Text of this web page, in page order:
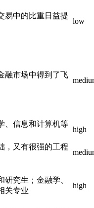
易中的比重日益提
low
融市场中得到了飞
、信息和计算机等
high
，又有很强的工程
研究生；金融学、
关专业
high